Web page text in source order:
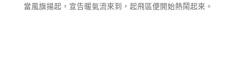
當風旗揚起，宣告暖氣流來到，起飛區便開始熱鬧起來。